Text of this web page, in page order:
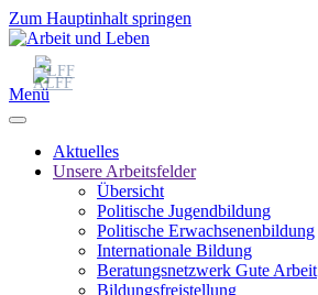
Zum Hauptinhalt springen
Menü
Aktuelles
Unsere Arbeitsfelder
Übersicht
Politische Jugendbildung
Politische Erwachsenenbildung
Internationale Bildung
Beratungsnetzwerk Gute Arbeit
Bildungsfreistellung